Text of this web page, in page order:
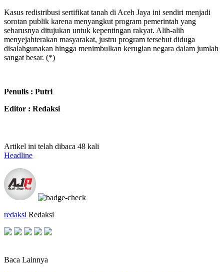
Kasus redistribusi sertifikat tanah di Aceh Jaya ini sendiri menjadi
sorotan publik karena menyangkut program pemerintah yang
seharusnya ditujukan untuk kepentingan rakyat. Alih-alih
menyejahterakan masyarakat, justru program tersebut diduga
disalahgunakan hingga menimbulkan kerugian negara dalam jumlah
sangat besar. (*)
Penulis : Putri
Editor : Redaksi
Artikel ini telah dibaca 48 kali
Headline
redaksi Redaksi
Baca Lainnya